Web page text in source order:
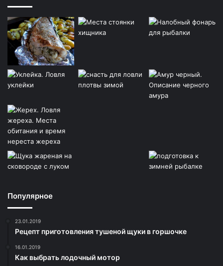
Популярное
23.01.2019
Рецепт приготовления тушеной щуки в горшочке
16.01.2019
Как выбрать лодочный мотор